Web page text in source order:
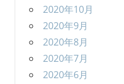
2020年10月
2020年9月
2020年8月
2020年7月
2020年6月